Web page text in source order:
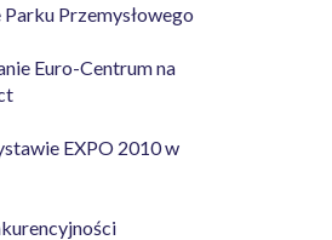
Przemysłowego
Euro-Centrum na
EXPO 2010 w